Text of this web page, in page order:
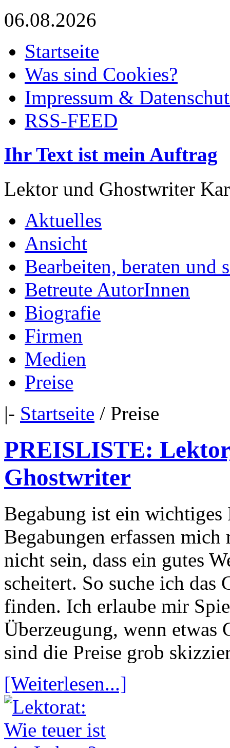
06.08.2026
Startseite
Was sind Cookies?
Impressum &
RSS-FEED
Ihr Text ist mein Auftrag
Lektor und Ghostwriter
Aktuelles
Ansicht
Bearbeiten, beraten und
Betreute AutorInnen
Biografie
Firmen
Medien
Preise
|- Startseite / Preise
PREISLISTE:
Ghostwriter
Begabung ist ein
Begabungen erfassen
nicht sein, dass ein gutes
scheitert. So suche ich das
finden. Ich erlaube mir
Überzeugung, wenn etwas
sind die Preise grob
[Weiterlesen...]